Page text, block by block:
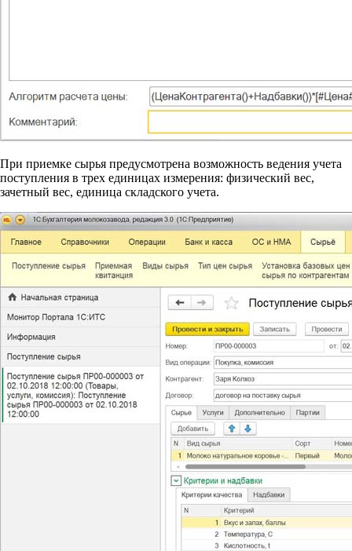
При приемке сырья предусмотрена возможность ведения учета
поступления в трех единицах измерения: физический вес,
зачетный вес, единица складского учета.